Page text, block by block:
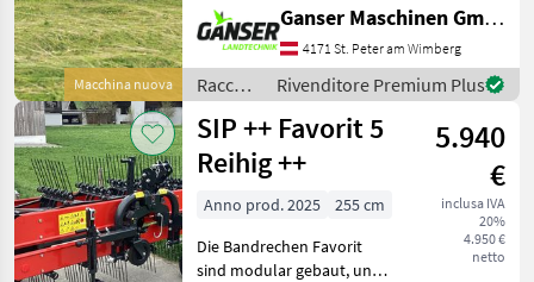
Macchina nuova
*Doppelzinken am Arm: 5
*Gewicht: 353 kg
*Zapfwellendrehzahl:
540/1000 *erforderliche Tra
Ganser Maschinen GmbH
4171 St. Peter am Wimberg
Raccolta
mangimi
/ SIP
Rivenditore Premium Plus
SIP ++ Favorit 5
Reihig ++
5.940
€
inclusa IVA
20%
4.950 €
netto
Anno prod. 2025
255 cm
Die Bandrechen Favorit
sind modular gebaut, und